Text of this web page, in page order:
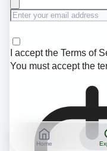
Home
I accept the Terms of
You must accept the